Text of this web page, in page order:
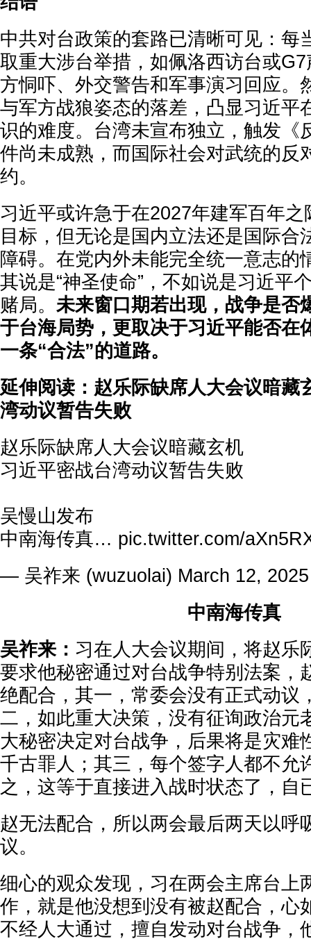
中共对台政策的套路已清晰可见：每
取重大涉台举措，如佩洛西访台或
方恫吓、外交警告和军事演习回应。
与军方战狼姿态的落差，凸显习近平
识的难度。台湾未宣布独立，触发《
件尚未成熟，而国际社会对武统的反
约。
习近平或许急于在2027年建军百年之
目标，但无论是国内立法还是国际合
障碍。在党内外未能完全统一意志的
其说是“神圣使命”，不如说是习近平
赌局。 未来窗口期若出现，战争是否
于台海局势，更取决于习近平能否在
一条“合法”的道路。
延伸阅读：赵乐际缺席人大会议暗藏
湾动议暂告失败
赵乐际缺席人大会议暗藏玄机
习近平密战台湾动议暂告失败
吴慢山发布
中南海传真… pic.twitter.com/
— 吴祚来 (wuzuolai) March 12, 2025
中南海传真
吴祚来： 习在人大会议期间，将赵乐
要求他秘密通过对台战争特别法案，
绝配合，其一，常委会没有正式动议
二，如此重大决策，没有征询政治元
大秘密决定对台战争，后果将是灾难
千古罪人；其三，每个签字人都不允
之，这等于直接进入战时状态了，自
赵无法配合，所以两会最后两天以呼
议。
细心的观众发现，习在两会主席台上
作，就是他没想到没有被赵配合，心
不经人大通过，擅自发动对台战争，